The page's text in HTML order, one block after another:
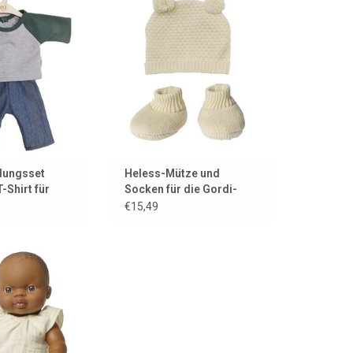
HINZUFÜGEN
Shirt für
deine Gordi-Puppe!
ZUM WARENKORB HINZUFÜGEN
Heless-Mütze und
Socken für die Gordi-
Puppe
€15,49
für die Gordi-
Puppen
HINZUFÜGEN